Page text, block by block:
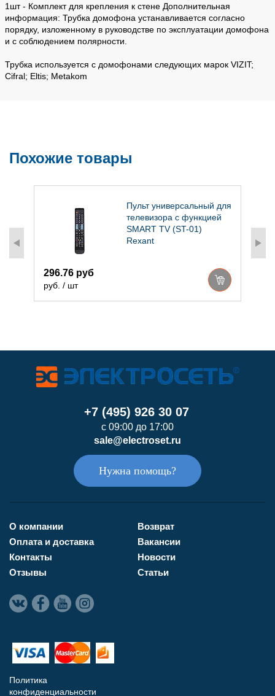
1шт - Комплект для крепления к стене Дополнительная
информация: Трубка домофона устанавливается согласно
порядку, изложенному в руководстве по эксплуатации домофона
и с соблюдением полярности.
Трубка используется с домофонами следующих марок VIZIT;
Cifral; Eltis; Metakom
Похожие товары
Пульт универсальный для
телевизора с функцией
SMART TV (ST-01)
Rexant
296.76 руб
руб. / шт
+7 (495) 926 30 07
с 09:00 до 17:00
sale@electroset.ru
Нужна помощь?
О компании
Оплата и доставка
Контакты
Отзывы
Возврат
Вакансии
Новости
Статьи
Политика
конфиденциальности